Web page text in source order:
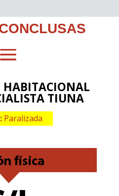
HABITACIONAL
TIUNA
Paralizada